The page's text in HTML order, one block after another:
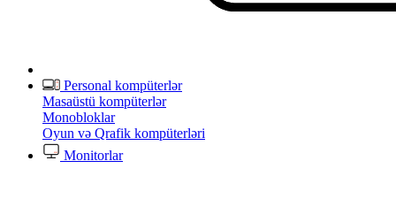
Personal kompüterlər
Masaüstü kompüterlər
Monobloklar
Oyun və Qrafik kompüterləri
Monitorlar